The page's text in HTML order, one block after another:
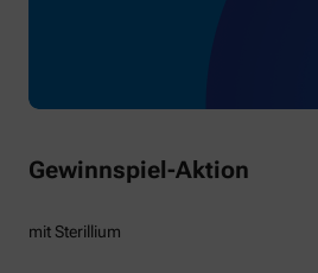
Gewinnspiel-Aktion
mit Sterillium